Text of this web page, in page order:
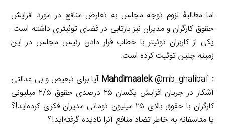
اما مطالبۀ لزوم توجه مجلس به تعارض منافع در مورد افزایش
حقوق کارگران و مدیران نیز بازتابی در فضای توئیتری داشته است.
یکی از کاربران توئیتر با خطاب قرار دادن رئیس مجلس در این
زمینه چنین توئیت کرده است:
: Mahdimaalek
@mb_ghalibaf آیا برای تبعیض و بی عدالتی
آشکار در جریان افزایش یکسان ۲۵ درصدی حقوق ۲/۵ میلیونی
کارگران با حقوق بالای ۲۵ میلیون تومانی مدیران فکری کرده‌اید!؟
یا متاسفانه به خاطر تضاد منافع آنرا نادیده گرفته‌اید!؟